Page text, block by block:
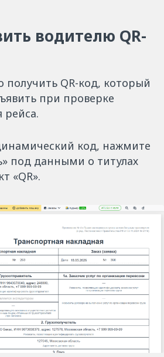
водителю QR-
QR-код, который
при проверке
код, нажмите
под данными о титулах
«QR».